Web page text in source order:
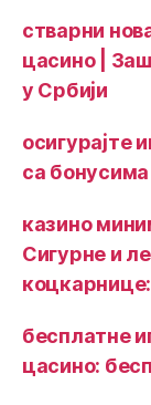
стварни
цасино |
у Србији
осигурајте
са
казино
Сигурне и
бесплатне
цасино: